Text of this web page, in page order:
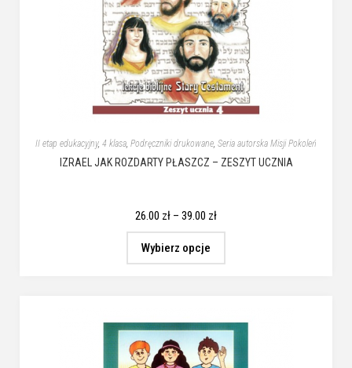
II etap edukacyjny, 4 klasa, Podręczniki drukowane, Seria autorska Misji Pokoleń
IZRAEL JAK ROZDARTY PŁASZCZ – ZESZYT UCZNIA
26.00 zł – 39.00 zł
Wybierz opcje